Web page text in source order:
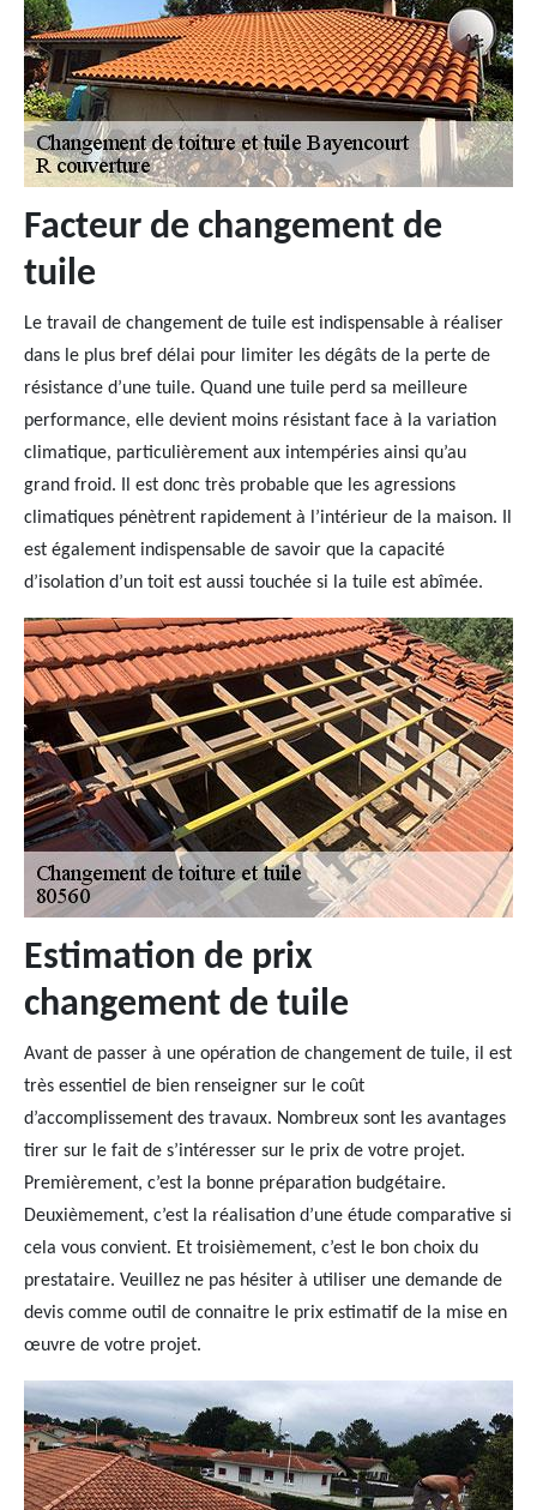
Facteur de changement de
tuile
Le travail de changement de tuile est indispensable à réaliser
dans le plus bref délai pour limiter les dégâts de la perte de
résistance d’une tuile. Quand une tuile perd sa meilleure
performance, elle devient moins résistant face à la variation
climatique, particulièrement aux intempéries ainsi qu’au
grand froid. Il est donc très probable que les agressions
climatiques pénètrent rapidement à l’intérieur de la maison. Il
est également indispensable de savoir que la capacité
d’isolation d’un toit est aussi touchée si la tuile est abîmée.
Estimation de prix
changement de tuile
Avant de passer à une opération de changement de tuile, il est
très essentiel de bien renseigner sur le coût
d’accomplissement des travaux. Nombreux sont les avantages
tirer sur le fait de s’intéresser sur le prix de votre projet.
Premièrement, c’est la bonne préparation budgétaire.
Deuxièmement, c’est la réalisation d’une étude comparative si
cela vous convient. Et troisièmement, c’est le bon choix du
prestataire. Veuillez ne pas hésiter à utiliser une demande de
devis comme outil de connaitre le prix estimatif de la mise en
œuvre de votre projet.